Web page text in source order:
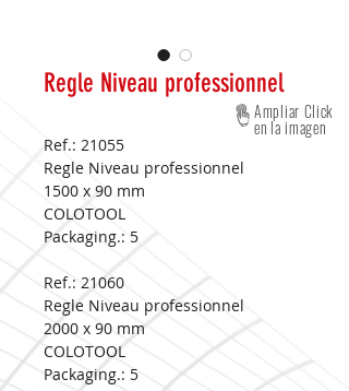
Regle Niveau professionnel
Ref.: 21055
Regle Niveau professionnel
1500 x 90 mm
COLOTOOL
Packaging.: 5
Ref.: 21060
Regle Niveau professionnel
2000 x 90 mm
COLOTOOL
Packaging.: 5
Ampliar Click
en la imagen